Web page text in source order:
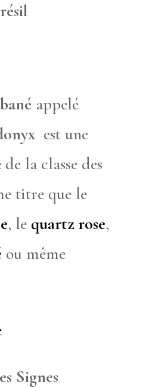
appelé
est une
de la classe des
titre que le
, le quartz rose,
ou même
Signes